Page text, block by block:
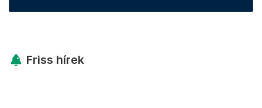
Friss hírek